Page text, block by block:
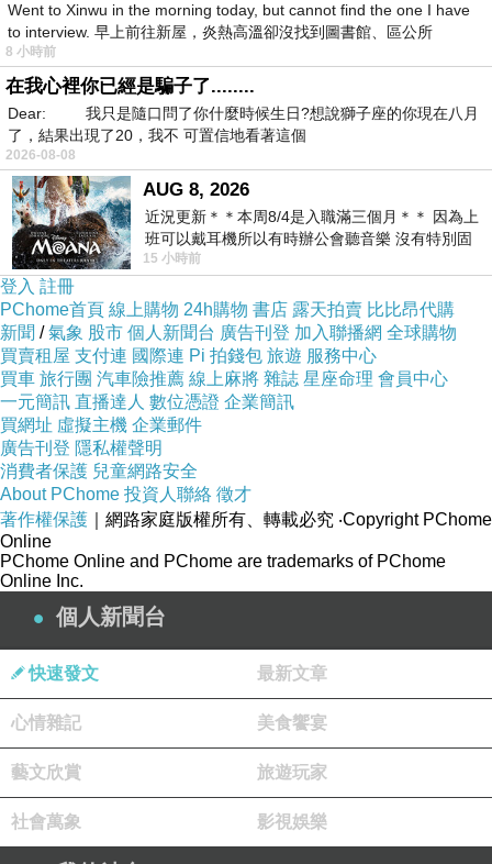
當然在吃冰前也需來點儀式感唷!!
是專屬鍋煮奶茶義式冰淇淋的醒茶儀式
冷凍拿出後放冷藏解凍約三十分鐘
讓冰淇淋的茶香與奶香慢慢甦醒
完整還原鍋煮奶茶的靈魂風味
紅玉鍋煮奶茶
紅玉鍋煮奶茶義式冰淇淋
Went to Xinwu in the morning today, but cannot find the one I have
to interview. 早上前往新屋，炎熱高溫卻沒找到圖書館、區公所
8 小時前
在我心裡你已經是騙子了........
Dear: 我只是隨口問了你什麼時候生日?想說獅子座的你現在八月
了，結果出現了20，我不 可置信地看著這個
2026-08-08
AUG 8, 2026
近況更新＊＊本周8/4是入職滿三個月＊＊ 因為上
班可以戴耳機所以有時辦公會聽音樂 沒有特別固
定哪天但就是一周某一天會固定聽'90
15 小時前
登入 註冊
PChome首頁 線上購物 24h購物 書店 露天拍賣 比比昂代購
新聞 /氣象 股市 個人新聞台 廣告刊登 加入聯播網 全球購物
買賣租屋 支付連 國際連 Pi 拍錢包 旅遊 服務中心
買車 旅行團 汽車險推薦 線上麻將 雜誌 星座命理 會員中心
一元簡訊 直播達人 數位憑證 企業簡訊
買網址 虛擬主機 企業郵件
廣告刊登 隱私權聲明
消費者保護 兒童網路安全
About PChome 投資人聯絡 徵才
著作權保護 ｜網路家庭版權所有、轉載必究 ‧Copyright PChome
Online
PChome Online and PChome are trademarks of PChome
Online Inc.
個人新聞台
快速發文 最新文章
心情雜記 美食饗宴
藝文欣賞 旅遊玩家
社會萬象 影視娛樂